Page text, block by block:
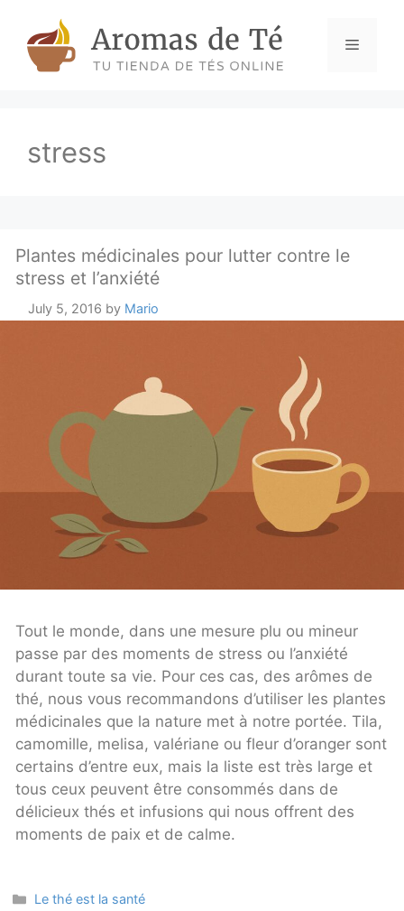
content
Menu
stress
Plantes médicinales pour lutter contre le
stress et l’anxiété
July 5, 2016 by Mario
Tout le monde, dans une mesure plu ou mineur
passe par des moments de stress ou l’anxiété
durant toute sa vie. Pour ces cas, des arômes de
thé, nous vous recommandons d’utiliser les plantes
médicinales que la nature met à notre portée. Tila,
camomille, melisa, valériane ou fleur d’oranger sont
certains d’entre eux, mais la liste est très large et
tous ceux peuvent être consommés dans de
délicieux thés et infusions qui nous offrent des
moments de paix et de calme.
Categories
Le thé est la santé